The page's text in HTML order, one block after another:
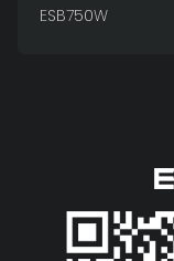
品質 85%効率 フ
ESB750W